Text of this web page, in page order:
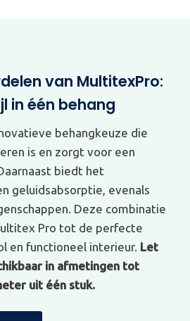
van MultitexPro:
in één behang
behangkeuze die
is en zorgt voor een
biedt het
geluidsabsorptie, evenals
Deze combinatie
Pro tot de perfecte
en functioneel interieur. Let
in afmetingen tot
uit één stuk.